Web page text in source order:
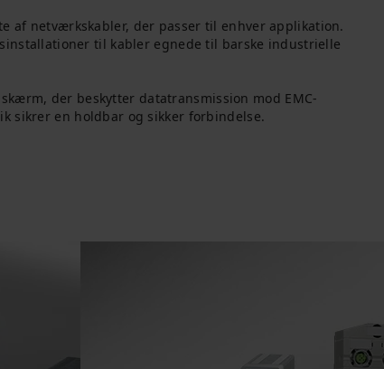
af netværkskabler, der passer til enhver applikation.
til kabler egnede til barske industrielle
der beskytter datatransmission mod EMC-
sikrer en holdbar og sikker forbindelse.